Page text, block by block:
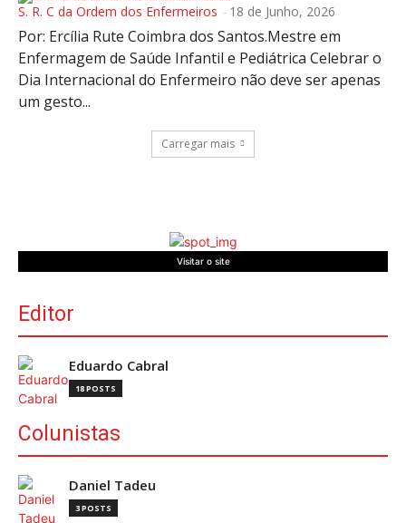
S. R. C da Ordem dos Enfermeiros - 18 de Junho, 2026
Por: Ercília Rute Coimbra dos Santos.Mestre em
Enfermagem de Saúde Infantil e Pediátrica Celebrar o
Dia Internacional do Enfermeiro não deve ser apenas
um gesto...
Carregar mais
Visitar o site
Editor
Eduardo Cabral
18 POSTS
Colunistas
Daniel Tadeu
3 POSTS